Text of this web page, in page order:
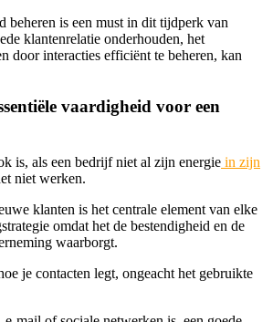
beheren is een must in dit tijdperk van
klantenrelatie onderhouden, het
door interacties efficiënt te beheren, kan
vaardigheid voor een
is, als een bedrijf niet al zijn energie in zijn
niet werken.
klanten is het centrale element van elke
omdat het de bestendigheid en de
waarborgt.
je contacten legt, ongeacht het gebruikte